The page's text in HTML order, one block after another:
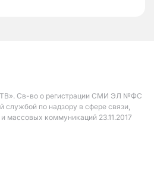
Св-во о регистрации СМИ ЭЛ №ФС
службой по надзору в сфере связи,
массовых коммуникаций 23.11.2017